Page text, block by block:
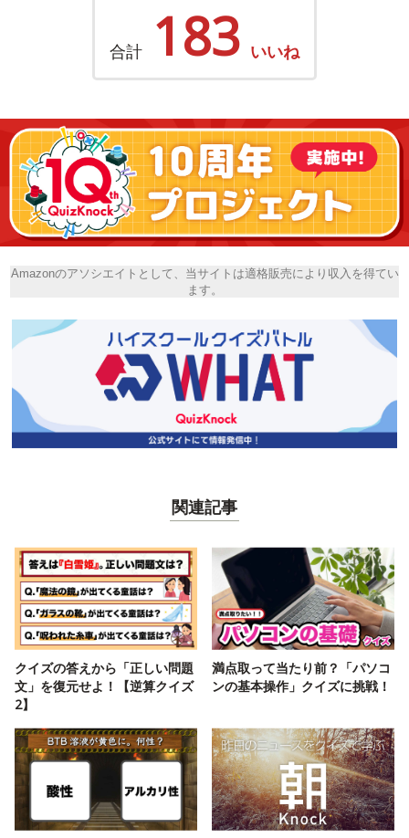
合計 183 いいね
Amazonのアソシエイトとして、当サイトは適格販売により収入を得てい
ます。
関連記事
クイズの答えから「正しい問題
文」を復元せよ！【逆算クイズ
2】
満点取って当たり前？「パソコ
ンの基本操作」クイズに挑戦！